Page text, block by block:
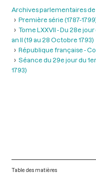
Archives parlementaires
Première série (1787-
Tome LXXVII - Du 28e
an II (19 au 28 Octobre 1793)
République française -
Séance du 29e jour du
1793)
Table des matières